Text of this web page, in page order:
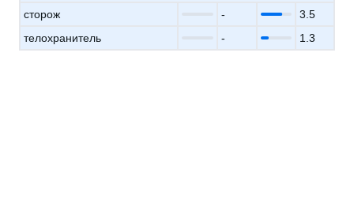
сторож
-
3.5
телохранитель
- 1.3